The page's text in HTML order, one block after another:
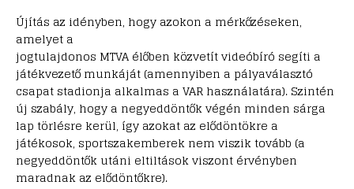
Újítás az idényben, hogy azokon a mérkőzéseken,
amelyet a
jogtulajdonos MTVA élőben közvetít videóbíró segíti a
játékvezető munkáját (amennyiben a pályaválasztó
csapat stadionja alkalmas a VAR használatára). Szintén
új szabály, hogy a negyeddöntők végén minden sárga
lap törlésre kerül, így azokat az elődöntökre a
játékosok, sportszakemberek nem viszik tovább (a
negyeddöntők utáni eltiltások viszont érvényben
maradnak az elődöntőkre).